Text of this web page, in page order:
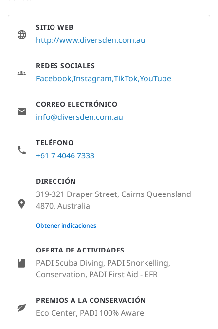
OFERTA DE ACTIVIDADES
PADI Scuba Diving, PADI Snorkelling,
Conservation, PADI First Aid - EFR
PREMIOS A LA CONSERVACIÓN
Eco Center, PADI 100% Aware
SITIO WEB
http://www.diversden.com.au
REDES SOCIALES
FacebookInstagram TikTokYouTube
CORREO ELECTRÓNICO
info@diversden.com.au
TELÉFONO
+61 7 4046 7333
DIRECCIÓN
319-321 Draper Street, Cairns Queensland
4870, Australia
None
Obtener indicaciones